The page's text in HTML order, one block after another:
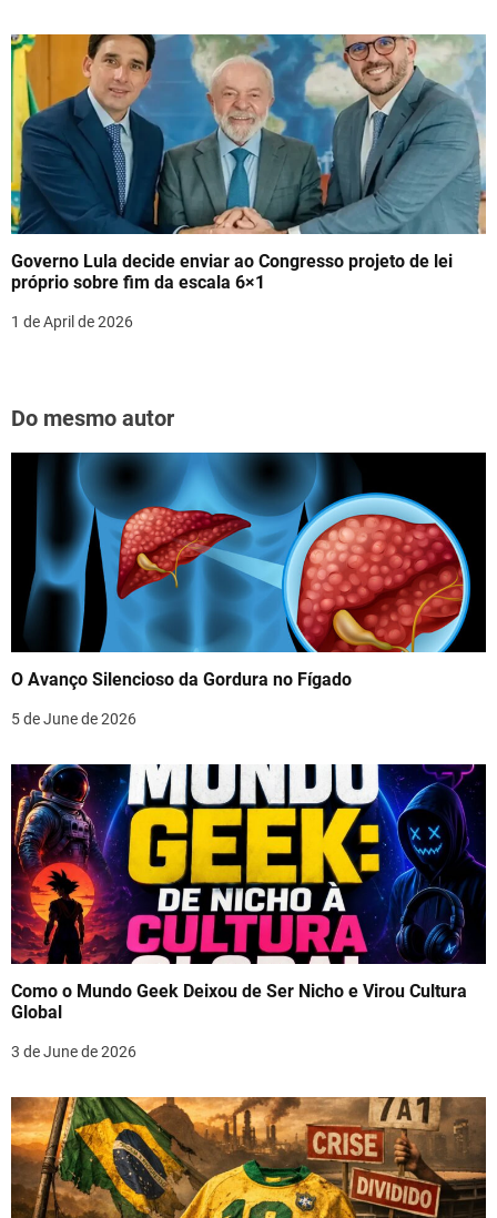
Governo Lula decide enviar ao Congresso projeto de lei
próprio sobre fim da escala 6×1
1 de April de 2026
Do mesmo autor
O Avanço Silencioso da Gordura no Fígado
5 de June de 2026
Como o Mundo Geek Deixou de Ser Nicho e Virou Cultura
Global
3 de June de 2026